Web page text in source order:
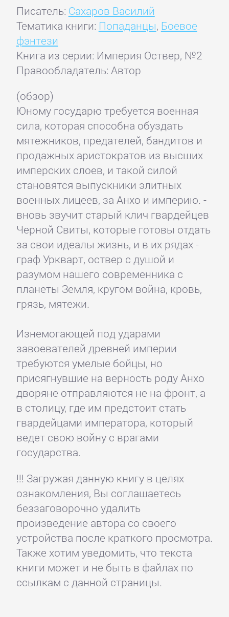
Писатель: Сахаров Василий
Тематика книги: Попаданцы, Боевое
фэнтези
Книга из серии: Империя Оствер, №2
Правообладатель: Автор
(обзор)
Юному государю требуется военная
сила, которая способна обуздать
мятежников, предателей, бандитов и
продажных аристократов из высших
имперских слоев, и такой силой
становятся выпускники элитных
военных лицеев, за Анхо и империю. -
вновь звучит старый клич гвардейцев
Черной Свиты, которые готовы отдать
за свои идеалы жизнь, и в их рядах -
граф Уркварт, оствер с душой и
разумом нашего современника с
планеты Земля, кругом война, кровь,
грязь, мятежи.
Изнемогающей под ударами
завоевателей древней империи
требуются умелые бойцы, но
присягнувшие на верность роду Анхо
дворяне отправляются не на фронт, а
в столицу, где им предстоит стать
гвардейцами императора, который
ведет свою войну с врагами
государства.
!!! Загружая данную книгу в целях
ознакомления, Вы соглашаетесь
беззаговорочно удалить
произведение автора со своего
устройства после краткого просмотра.
Также хотим уведомить, что текста
книги может и не быть в файлах по
ссылкам с данной страницы.